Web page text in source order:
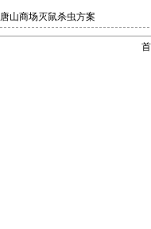
唐山商场灭鼠杀虫方案